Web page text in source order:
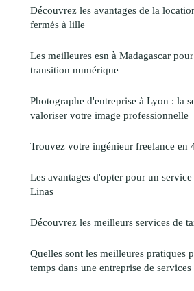
Découvrez les avantages de la
fermés à lille
Les meilleures esn à Madagascar
transition numérique
Photographe d'entreprise à Lyon : la
valoriser votre image professionnelle
Trouvez votre ingénieur freelance en
Les avantages d'opter pour un
Linas
Découvrez les meilleurs services de
Quelles sont les meilleures pratiques
temps dans une entreprise de services